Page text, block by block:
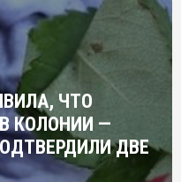
ЧТО
КОЛОНИИ —
ДВЕ